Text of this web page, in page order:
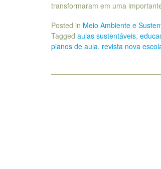
transformaram em uma
Posted in Meio Ambiente e
Tagged aulas sustentáveis,
planos de aula, revista nova